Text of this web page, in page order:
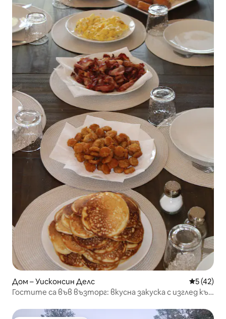
Дом – Уисконсин Делс Средна
5 (42)
Гостите са във възторг: вкусна закуска с изглед към